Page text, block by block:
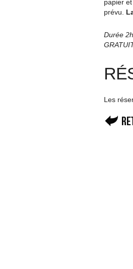
papier
prévu.
Durée
Les